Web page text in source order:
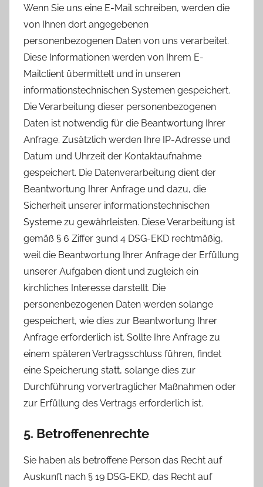
Wenn Sie uns eine E-Mail schreiben, werden die
von Ihnen dort angegebenen
personenbezogenen Daten von uns verarbeitet.
Diese Informationen werden von Ihrem E-
Mailclient übermittelt und in unseren
informationstechnischen Systemen gespeichert.
Die Verarbeitung dieser personenbezogenen
Daten ist notwendig für die Beantwortung Ihrer
Anfrage. Zusätzlich werden Ihre IP-Adresse und
Datum und Uhrzeit der Kontaktaufnahme
gespeichert. Die Datenverarbeitung dient der
Beantwortung Ihrer Anfrage und dazu, die
Sicherheit unserer informationstechnischen
Systeme zu gewährleisten. Diese Verarbeitung ist
gemäß § 6 Ziffer 3und 4 DSG-EKD rechtmäßig,
weil die Beantwortung Ihrer Anfrage der Erfüllung
unserer Aufgaben dient und zugleich ein
kirchliches Interesse darstellt. Die
personenbezogenen Daten werden solange
gespeichert, wie dies zur Beantwortung Ihrer
Anfrage erforderlich ist. Sollte Ihre Anfrage zu
einem späteren Vertragsschluss führen, findet
eine Speicherung statt, solange dies zur
Durchführung vorvertraglicher Maßnahmen oder
zur Erfüllung des Vertrags erforderlich ist.
5. Betroffenenrechte
Sie haben als betroffene Person das Recht auf
Auskunft nach § 19 DSG-EKD, das Recht auf